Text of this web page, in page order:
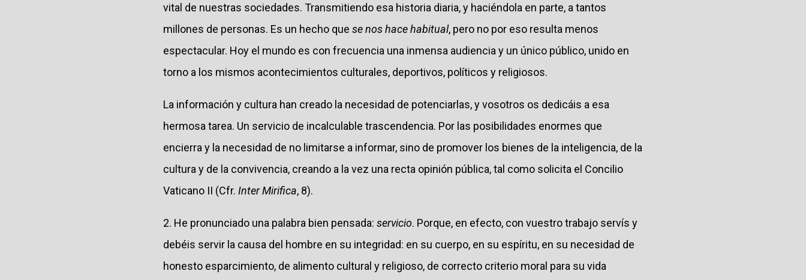
vital de nuestras sociedades. Transmitiendo esa historia diaria, y haciéndola en parte, a tantos
millones de personas. Es un hecho que se nos hace habitual, pero no por eso resulta menos
espectacular. Hoy el mundo es con frecuencia una inmensa audiencia y un único público, unido en
torno a los mismos acontecimientos culturales, deportivos, políticos y religiosos.
La información y cultura han creado la necesidad de potenciarlas, y vosotros os dedicáis a esa
hermosa tarea. Un servicio de incalculable trascendencia. Por las posibilidades enormes que
encierra y la necesidad de no limitarse a informar, sino de promover los bienes de la inteligencia, de la
cultura y de la convivencia, creando a la vez una recta opinión pública, tal como solicita el Concilio
Vaticano II (Cfr. Inter Mirifica, 8).
2. He pronunciado una palabra bien pensada: servicio. Porque, en efecto, con vuestro trabajo servís y
debéis servir la causa del hombre en su integridad: en su cuerpo, en su espíritu, en su necesidad de
honesto esparcimiento, de alimento cultural y religioso, de correcto criterio moral para su vida